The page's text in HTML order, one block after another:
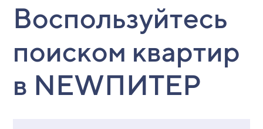
Воспользуйтесь
поиском квартир
в NEWПИТЕР